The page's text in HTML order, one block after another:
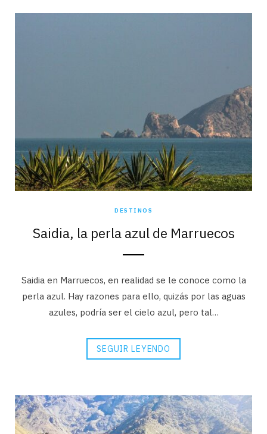
DESTINOS
Saidia, la perla azul de Marruecos
Saidia en Marruecos, en realidad se le conoce como la
perla azul. Hay razones para ello, quizás por las aguas
azules, podría ser el cielo azul, pero tal…
SEGUIR LEYENDO